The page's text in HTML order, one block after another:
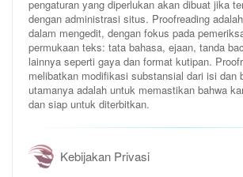
pengaturan yang diperlukan akan dibuat jika
dengan administrasi situs. Proofreading
dalam mengedit, dengan fokus pada
permukaan teks: tata bahasa, ejaan, tanda
lainnya seperti gaya dan format kutipan.
melibatkan modifikasi substansial dari isi dan
utamanya adalah untuk memastikan bahwa
dan siap untuk diterbitkan.
Kebijakan Privasi